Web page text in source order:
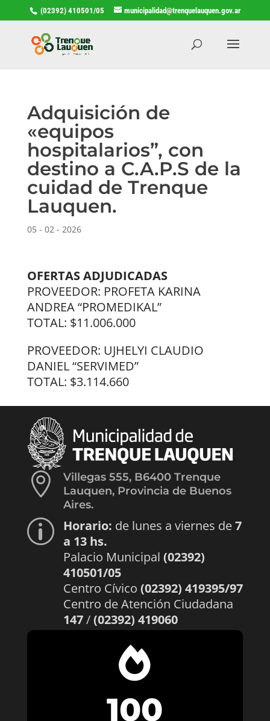
(02392) 410501/05 municipalidad@trenquelauquen.gov.ar
Adquisición de
«equipos
hospitalarios”, con
destino a C.A.P.S de la
cuidad de Trenque
Lauquen.
05 - 02 - 2026
OFERTAS ADJUDICADAS
PROVEEDOR: PROFETA KARINA
ANDREA “PROMEDIKAL”
TOTAL: $11.006.000
PROVEEDOR: UJHELYI CLAUDIO
DANIEL “SERVIMED”
TOTAL: $3.114.660

Villegas 555, B6400 Trenque
Lauquen, Provincia de Buenos
Aires.
p Horario: de lunes a viernes de7
a 13 hs.
Palacio Municipal (02392)
410501/05
Centro Cívico (02392) 419395/97
Centro de Atención Ciudadana
147/(02392) 419060

100